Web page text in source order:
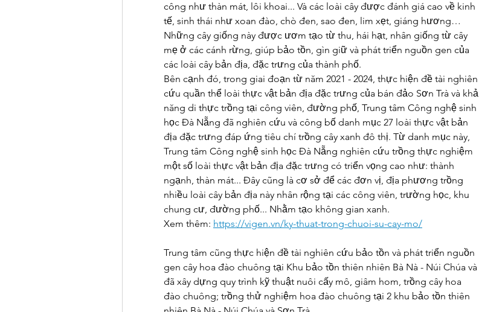
công như thàn mát, lôi khoai... Và các loài cây được đánh giá cao về kinh
tế, sinh thái như xoan đào, chò đen, sao đen, lim xẹt, giáng hương…
Những cây giống này được ươm tạo từ thu, hái hạt, nhân giống từ cây
mẹ ở các cánh rừng, giúp bảo tồn, gìn giữ và phát triển nguồn gen của
các loài cây bản địa, đặc trưng của thành phố.
Bên cạnh đó, trong giai đoạn từ năm 2021 - 2024, thực hiện đề tài nghiên
cứu quần thể loài thực vật bản địa đặc trưng của bán đảo Sơn Trà và khả
năng di thực trồng tại công viên, đường phố, Trung tâm Công nghệ sinh
học Đà Nẵng đã nghiên cứu và công bố danh mục 27 loài thực vật bản
địa đặc trưng đáp ứng tiêu chí trồng cây xanh đô thị. Từ danh mục này,
Trung tâm Công nghệ sinh học Đà Nẵng nghiên cứu trồng thực nghiệm
một số loài thực vật bản địa đặc trưng có triển vọng cao như: thành
ngạnh, thàn mát... Đây cũng là cơ sở để các đơn vị, địa phương trồng
nhiều loài cây bản địa này nhân rộng tại các công viên, trường học, khu
chung cư, đường phố... Nhằm tạo không gian xanh.
Xem thêm: https://vigen.vn/ky-thuat-trong-chuoi-su-cay-mo/
Trung tâm cũng thực hiện đề tài nghiên cứu bảo tồn và phát triển nguồn
gen cây hoa đào chuông tại Khu bảo tồn thiên nhiên Bà Nà - Núi Chúa và
đã xây dựng quy trình kỹ thuật nuôi cấy mô, giâm hom, trồng cây hoa
đào chuông; trồng thử nghiệm hoa đào chuông tại 2 khu bảo tồn thiên